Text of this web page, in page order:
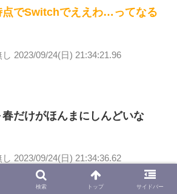
点でSwitchでええわ…ってなる
2023/09/24(日) 21:34:21.96
だけがほんまにしんどいな
2023/09/24(日) 21:34:36.62
検索 トップ サイドバー